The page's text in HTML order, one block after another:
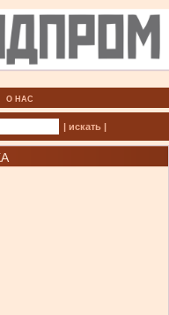
О НАС
| искать |